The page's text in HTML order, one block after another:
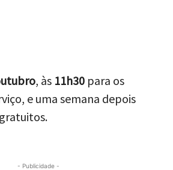
, às 11h30 para os
e uma semana depois
- Publicidade -